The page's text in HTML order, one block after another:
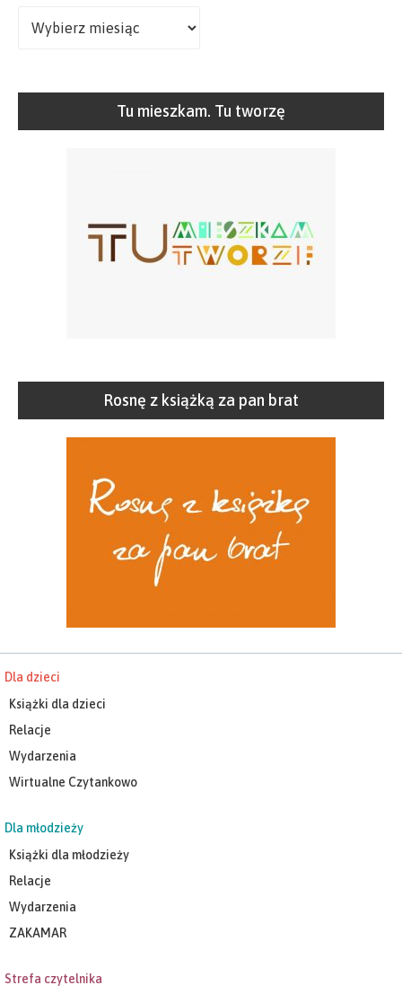
Tu mieszkam. Tu tworzę
Rosnę z książką za pan brat
Dla dzieci
Książki dla dzieci
Relacje
Wydarzenia
Wirtualne Czytankowo
Dla młodzieży
Książki dla młodzieży
Relacje
Wydarzenia
ZAKAMAR
Strefa czytelnika